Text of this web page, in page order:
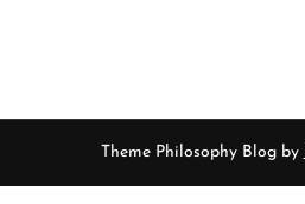
Theme Philosophy Blog by